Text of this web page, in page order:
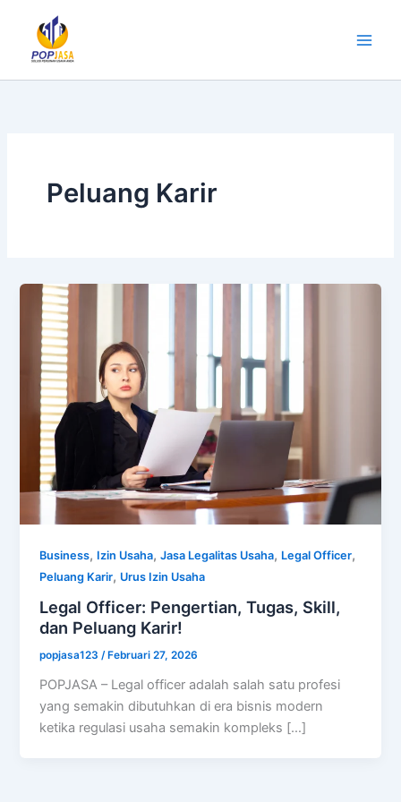
konten
Peluang Karir
Business, Izin Usaha,Jasa Legalitas Usaha, Legal Officer,
Peluang Karir, Urus Izin Usaha
Legal Officer: Pengertian, Tugas, Skill,
dan Peluang Karir!
popjasa123/ Februari 27, 2026
POPJASA – Legal officer adalah salah satu profesi
yang semakin dibutuhkan di era bisnis modern
ketika regulasi usaha semakin kompleks […]